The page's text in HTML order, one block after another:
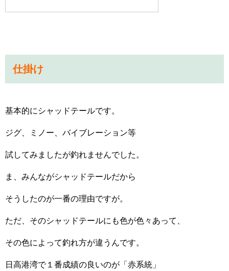
仕掛け
基本的にシャッドテールです。
ジグ、ミノー、バイブレーション等
試してみましたが釣れませんでした。
ま、みんながシャッドテールだから
そうしたのが一番の理由ですが。
ただ、そのシャッドテールにも色が色々あって、
その色によって釣れ方が違うんです。
日高港湾で１番成績の良いのが「赤系統」